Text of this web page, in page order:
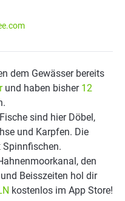
dem Gewässer bereits
und haben bisher 12
sind hier Döbel,
und Karpfen. Die
den
Beisszeiten hol dir
kostenlos im App Store!